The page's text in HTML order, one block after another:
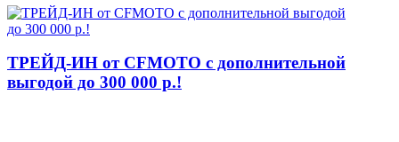
ТРЕЙД-ИН от CFMOTO с дополнительной
выгодой до 300 000 р.!